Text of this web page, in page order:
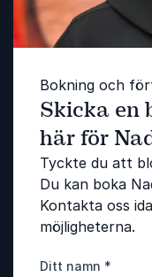
Bokning och
Skicka en
här för
Tyckte du att
Du kan boka
Kontakta oss
möjligheterna.
Ditt namn *